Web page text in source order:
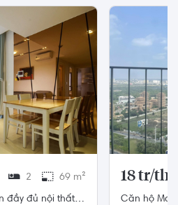
2 69 m²
đầy đủ nội thất
18 tr/
Căn hộ